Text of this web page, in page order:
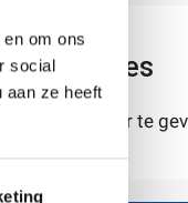
om ons
social
aan ze heeft
reacties
om weer te